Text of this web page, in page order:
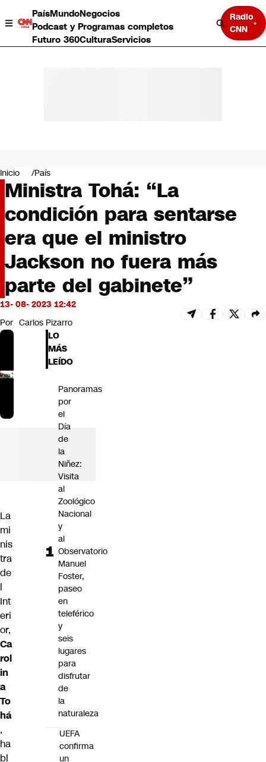
PaísMundoNegocios
Podcast y Programas completos
Futuro 360CulturaServicios
Radio
CNN
Negocios
Deportes
Programas completos
Cultura
Servicios
Bits
CNN Data
CNN tiempo
Futuro 360
Opinión
Inicio País
Ministra Tohá: “La
condición para sentarse
era que el ministro
Jackson no fuera más
parte del gabinete”
13- 08- 2023 12:42
Por Carlos Pizarro
La
mi
nis
tra
de
l
Int
eri
or,
Ca
rol
in
a
To
há
,
ha
bl
LO
MÁS
LEÍDO
Panoramas
por
el
Día
de
la
Niñez:
Visita
al
Zoológico
Nacional
y
al
Observatorio
Manuel
Foster,
paseo
en
teleférico
y
seis
lugares
para
disfrutar
de
la
naturaleza
UEFA
confirma
un